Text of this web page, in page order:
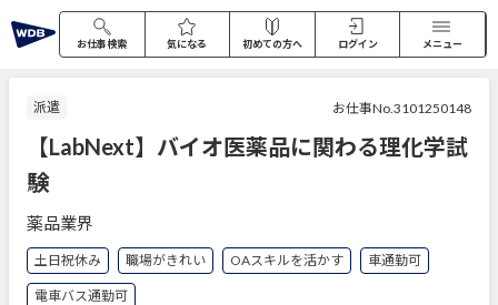
お仕事検索 気になる 初めての方へ ログイン メニュー
派遣 お仕事No.3101250148
【LabNext】バイオ医薬品に関わる理化学試
験
薬品業界
土日祝休み 職場がきれい OAスキルを活かす 車通勤可
電車バス通勤可